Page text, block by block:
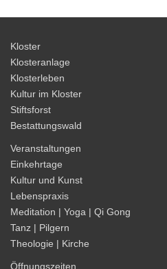
Kloster
Klosteranlage
Klosterleben
Kultur im Kloster
Stiftsforst
Bestattungswald
Veranstaltungen
Einkehrtage
Kultur und Kunst
Lebenspraxis
Meditation | Yoga | Qi Gong
Tanz | Pilgern
Theologie | Kirche
Öffnungszeiten